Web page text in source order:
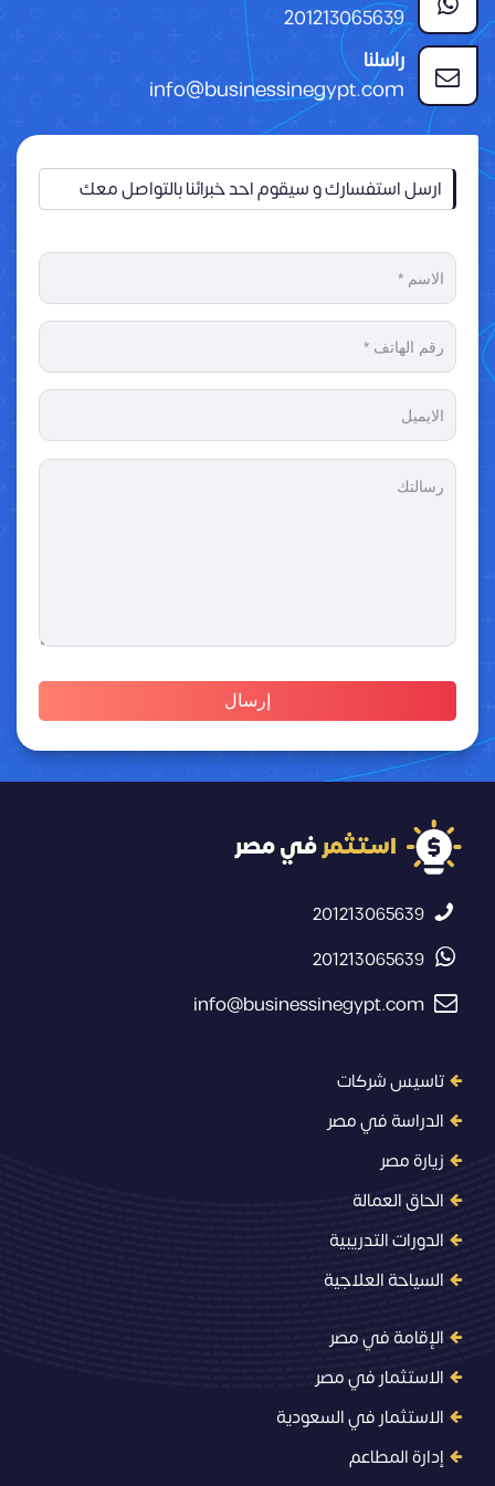
201213065639
راسلنا
info@businessinegypt.com
ارسل استفسارك و سيقوم احد خبرائنا بالتواصل معك
201213065639
201213065639
info@businessinegypt.com
الإقامة في مصر
الاستثمار في مصر
الاستثمار في السعودية
إدارة المطاعم
تاسيس شركات
الدراسة في مصر
زيارة مصر
الحاق العمالة
الدورات التدريبية
السياحة العلاجية